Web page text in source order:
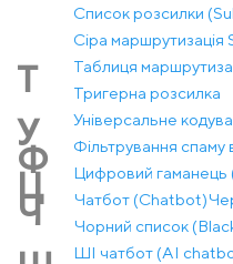
Список розсилки
Сіра маршрутизація
Т Таблиця
Тригерна розсилка
У Універсальне
Ф Фільтрування
Ц Цифровий
Ч Чатбот (Chatbot)
Чорний список
ШІ чатбот (AI